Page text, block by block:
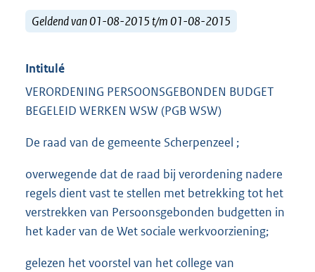
Geldend van 01-08-2015 t/m 01-08-2015
Intitulé
VERORDENING PERSOONSGEBONDEN BUDGET
BEGELEID WERKEN WSW (PGB WSW)
De raad van de gemeente Scherpenzeel ;
overwegende dat de raad bij verordening nadere
regels dient vast te stellen met betrekking tot het
verstrekken van Persoonsgebonden budgetten in
het kader van de Wet sociale werkvoorziening;
gelezen het voorstel van het college van